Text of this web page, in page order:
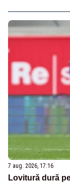
7 aug. 2026, 17:16
Lovitură dură